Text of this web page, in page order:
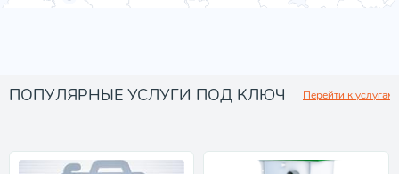
ПОПУЛЯРНЫЕ УСЛУГИ ПОД КЛЮЧ Перейти к услугам